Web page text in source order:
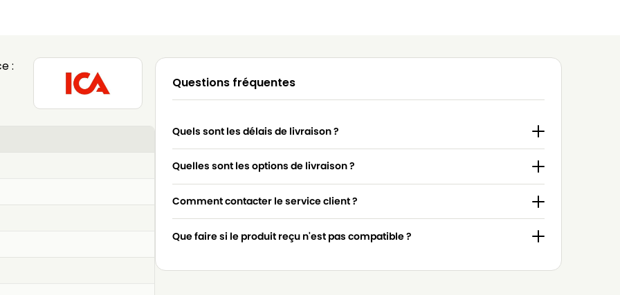
:
Questions fréquentes
Quels sont les délais de livraison ?
Quelles sont les options de livraison ?
Comment contacter le service client ?
Que faire si le produit reçu n'est pas compatible ?